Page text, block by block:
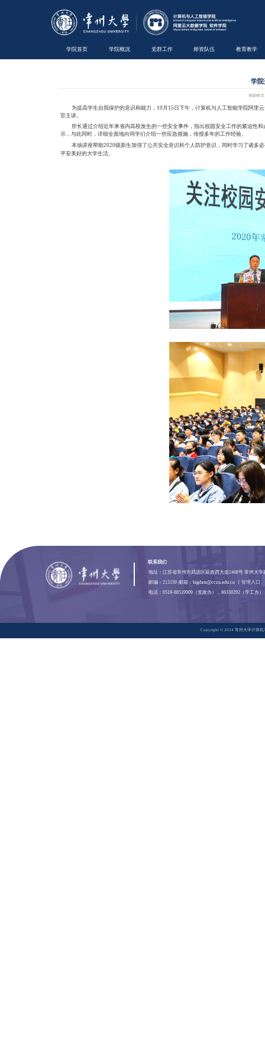
学院概况
为提高学生自我保护的意
所长通过介绍近年来省内
示，与此同时，详细全面地向
本场讲座帮助2020级新生
平安美好的大学生活。